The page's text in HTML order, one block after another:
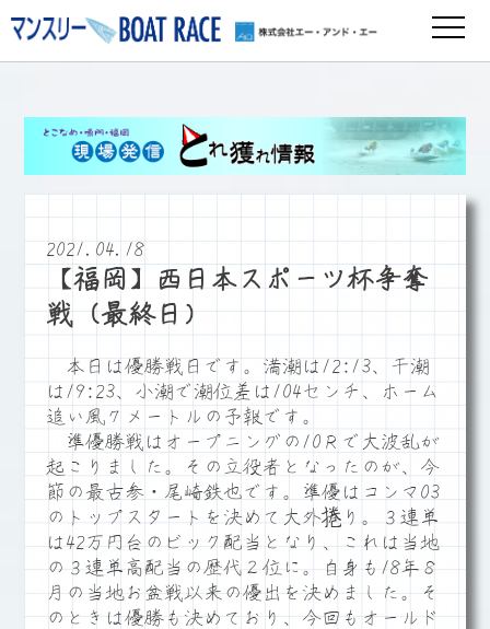
2021.04.18
【福岡】西日本スポーツ杯争奪
戦（最終日）
本日は優勝戦日です。満潮は12:13、干潮
は19:23、小潮で潮位差は104センチ、ホーム
追い風７メートルの予報です。
準優勝戦はオープニングの10Ｒで大波乱が
起こりました。その立役者となったのが、今
節の最古参・尾崎鉄也です。準優はコンマ03
のトップスタートを決めて大外捲り。３連単
は42万円台のビック配当となり、これは当地
の３連単高配当の歴代２位に。自身も18年８
月の当地お盆戦以来の優出を決めました。そ
のときは優勝も決めており、今回もオールド